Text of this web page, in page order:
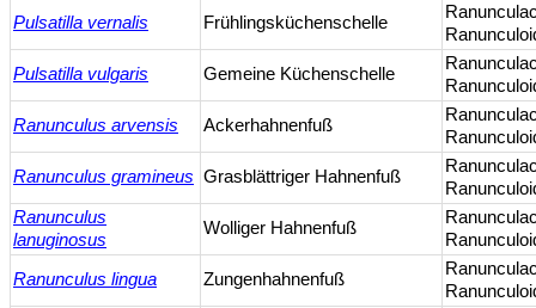
Pulsatilla vernalis Frühlingsküchenschelle
Pulsatilla vulgaris Gemeine Küchenschelle
Ranunculus arvensis Ackerhahnenfuß
Ranunculus gramineus Grasblättriger Hahnenfuß
Ranunculus
lanuginosus
Wolliger Hahnenfuß
Ranunculus lingua Zungenhahnenfuß